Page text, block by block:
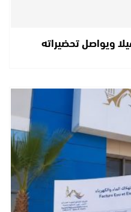
ويواصل تحضيراته